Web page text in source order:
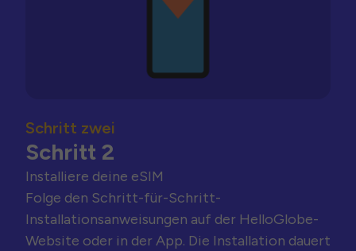
Schritt zwei
Schritt 2
Installiere deine eSIM
Folge den Schritt-für-Schritt-
Installationsanweisungen auf der HelloGlobe-
Website oder in der App. Die Installation dauert